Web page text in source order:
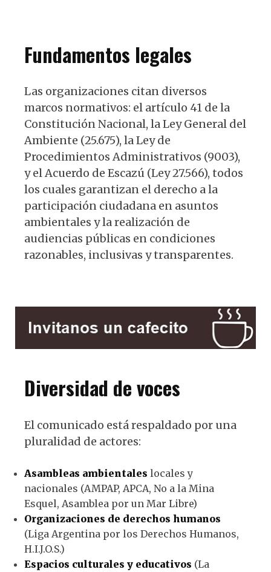
Fundamentos legales
Las organizaciones citan diversos
marcos normativos: el artículo 41 de la
Constitución Nacional, la Ley General del
Ambiente (25.675), la Ley de
Procedimientos Administrativos (9003),
y el Acuerdo de Escazú (Ley 27.566), todos
los cuales garantizan el derecho a la
participación ciudadana en asuntos
ambientales y la realización de
audiencias públicas en condiciones
razonables, inclusivas y transparentes.
Diversidad de voces
El comunicado está respaldado por una
pluralidad de actores:
Asambleas ambientales locales y
nacionales (AMPAP, APCA, No a la Mina
Esquel, Asamblea por un Mar Libre)
Organizaciones de derechos humanos
(Liga Argentina por los Derechos Humanos,
H.I.J.O.S.)
Espacios culturales y educativos (La